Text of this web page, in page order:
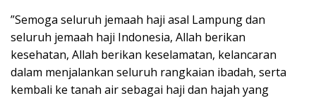
​”Semoga seluruh jemaah haji asal Lampung dan
seluruh jemaah haji Indonesia, Allah berikan
kesehatan, Allah berikan keselamatan, kelancaran
dalam menjalankan seluruh rangkaian ibadah, serta
kembali ke tanah air sebagai haji dan hajah yang